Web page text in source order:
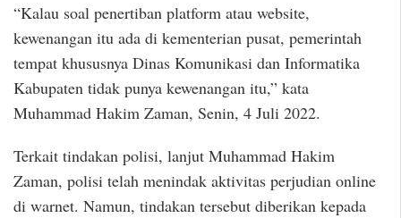
“Kalau soal penertiban platform atau website,
kewenangan itu ada di kementerian pusat, pemerintah
tempat khususnya Dinas Komunikasi dan Informatika
Kabupaten tidak punya kewenangan itu,” kata
Muhammad Hakim Zaman, Senin, 4 Juli 2022.
Terkait tindakan polisi, lanjut Muhammad Hakim
Zaman, polisi telah menindak aktivitas perjudian online
di warnet. Namun, tindakan tersebut diberikan kepada